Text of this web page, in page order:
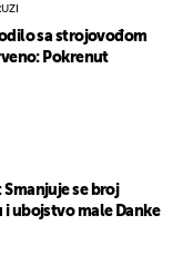
sa strojovođom
Pokrenut
se broj
ubojstvo male Danke